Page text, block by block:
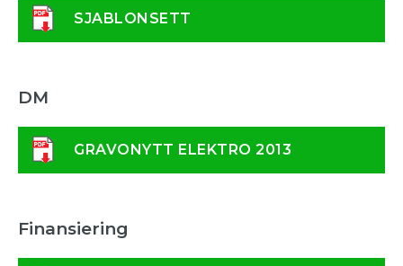
SJABLONSETT
DM
GRAVONYTT ELEKTRO 2013
Finansiering